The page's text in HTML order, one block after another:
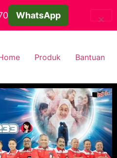
Produk Bantuan
WhatsApp